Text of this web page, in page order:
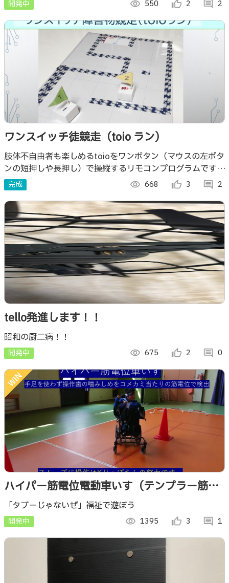
開発中 visibility 550 thumb_up_alt 2 comment 2
ワンスイッチ徒競走（toio ラン）
肢体不自由者も楽しめるtoioをワンボタン（マウスの左ボタ
ンの短押しや長押し）で操縦するリモコンプログラムです。
短押しで90度旋回、長押しで前進になります。
完成 visibility 668 thumb_up_alt 3 comment 2
tello発進します！！
昭和の厨二病！！
開発中 visibility 675 thumb_up_alt 2 comment 0
ハイパー筋電位電動車いす（テンプラー筋電
位if）
「タブーじゃないぜ」福祉で遊ぼう
開発中 visibility 1395 thumb_up_alt 3 comment 1